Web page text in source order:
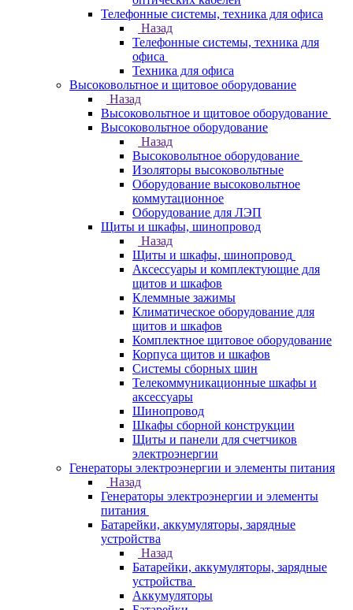
Телефонные системы, техника для офиса
Назад
Телефонные системы, техника для
офиса
Техника для офиса
Высоковольтное и щитовое оборудование
Назад
Высоковольтное и щитовое оборудование
Высоковольтное оборудование
Назад
Высоковольтное оборудование
Изоляторы высоковольтные
Оборудование высоковольтное
коммутационное
Оборудование для ЛЭП
Щиты и шкафы, шинопровод
Назад
Щиты и шкафы, шинопровод
Аксессуары и комплектующие для
щитов и шкафов
Клеммные зажимы
Климатическое оборудование для
щитов и шкафов
Комплектное щитовое оборудование
Корпуса щитов и шкафов
Системы сборных шин
Телекоммуникационные шкафы и
аксессуары
Шинопровод
Шкафы сборной конструкции
Щиты и панели для счетчиков
электроэнергии
Генераторы электроэнергии и элементы питания
Назад
Генераторы электроэнергии и элементы
питания
Батарейки, аккумуляторы, зарядные
устройства
Назад
Батарейки, аккумуляторы, зарядные
устройства
Аккумуляторы